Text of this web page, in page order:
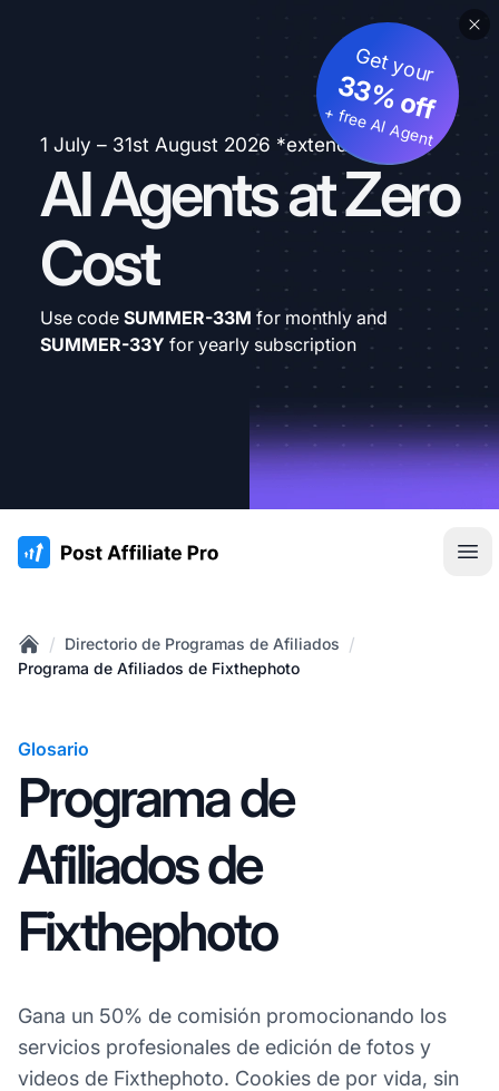
1 July – 31st August 2026 *extended
AI Agents at Zero
Cost
Get your
33% off
+ free AI Agent
Use code SUMMER-33M for monthly and
SUMMER-33Y for yearly subscription
:site.title
Home
/ Directorio de Programas de Afiliados /
Programa de Afiliados de Fixthephoto
Glosario
Programa de
Afiliados de
Fixthephoto
Gana un 50% de comisión promocionando los
servicios profesionales de edición de fotos y
videos de Fixthephoto. Cookies de por vida, sin